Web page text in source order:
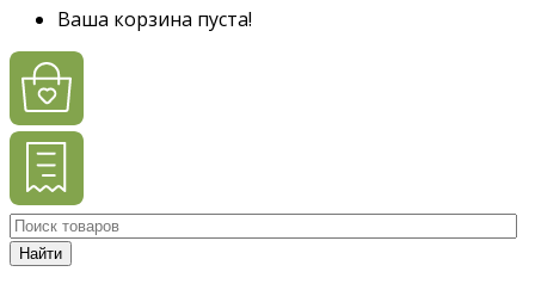
Ваша корзина пуста!
Найти